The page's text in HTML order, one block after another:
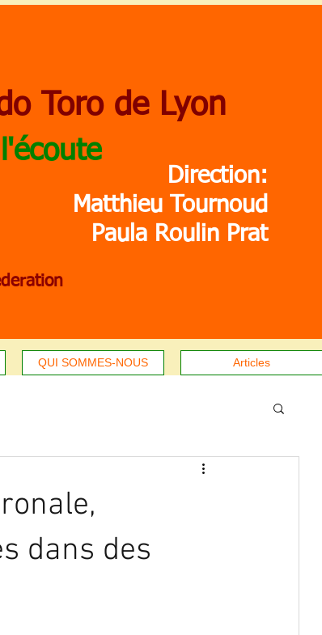
Toro de Lyon
Direction:
Matthieu Tournoud
Paula Roulin Prat
QUI SOMMES-NOUS Articles
dans des